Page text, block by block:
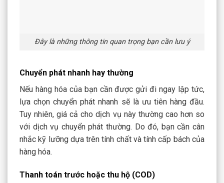
Đây là những thông tin quan trọng bạn cần lưu ý
Chuyển phát nhanh hay thường
Nếu hàng hóa của bạn cần được gửi đi ngay lập tức,
lựa chọn chuyển phát nhanh sẽ là ưu tiên hàng đầu.
Tuy nhiên, giá cả cho dịch vụ này thường cao hơn so
với dịch vụ chuyển phát thường. Do đó, bạn cần cân
nhắc kỹ lưỡng dựa trên tính chất và tính cấp bách của
hàng hóa.
Thanh toán trước hoặc thu hộ (COD)